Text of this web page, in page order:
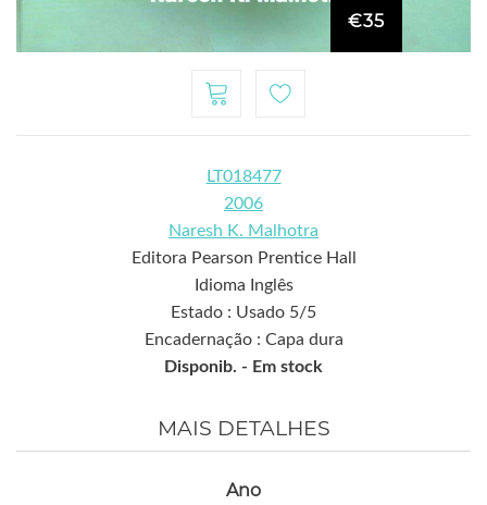
€35
LT018477
2006
Naresh K. Malhotra
Editora Pearson Prentice Hall
Idioma Inglês
Estado : Usado 5/5
Encadernação : Capa dura
Disponib. - Em stock
MAIS DETALHES
Ano